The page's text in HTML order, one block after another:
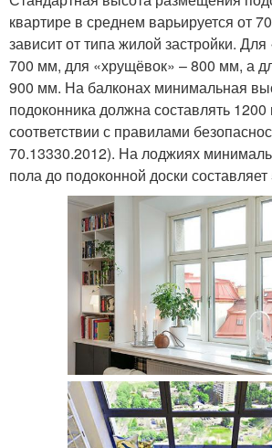
квартире в среднем варьируется от
зависит от типа жилой застройки. Для
700 мм, для «хрущёвок» – 800 мм, а
900 мм. На балконах минимальная
подоконника должна составлять
соответствии с правилами
70.13330.2012). На лоджиях
пола до подоконной доски